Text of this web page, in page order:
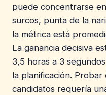
puede concentrarse
surcos, punta de la
la métrica está
La ganancia decisiva
3,5 horas a 3
la planificación.
candidatos requería